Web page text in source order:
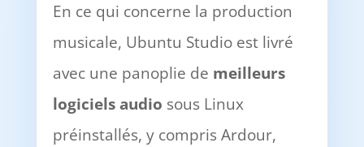
En ce qui concerne la production
musicale, Ubuntu Studio est livré
avec une panoplie de meilleurs
logiciels audio sous Linux
préinstallés, y compris Ardour,